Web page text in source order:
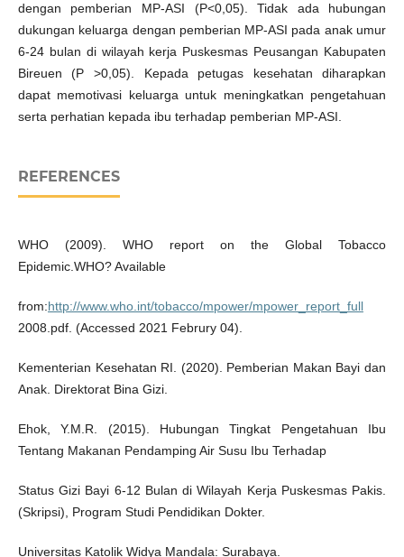
dengan pemberian MP-ASI (P<0,05). Tidak ada hubungan
dukungan keluarga dengan pemberian MP-ASI pada anak umur
6-24 bulan di wilayah kerja Puskesmas Peusangan Kabupaten
Bireuen (P >0,05). Kepada petugas kesehatan diharapkan
dapat memotivasi keluarga untuk meningkatkan pengetahuan
serta perhatian kepada ibu terhadap pemberian MP-ASI.
REFERENCES
WHO (2009). WHO report on the Global Tobacco
Epidemic.WHO? Available
from:http://www.who.int/tobacco/mpower/mpower_report_full
2008.pdf. (Accessed 2021 Februry 04).
Kementerian Kesehatan RI. (2020). Pemberian Makan Bayi dan
Anak. Direktorat Bina Gizi.
Ehok, Y.M.R. (2015). Hubungan Tingkat Pengetahuan Ibu
Tentang Makanan Pendamping Air Susu Ibu Terhadap
Status Gizi Bayi 6-12 Bulan di Wilayah Kerja Puskesmas Pakis.
(Skripsi), Program Studi Pendidikan Dokter.
Universitas Katolik Widya Mandala: Surabaya.